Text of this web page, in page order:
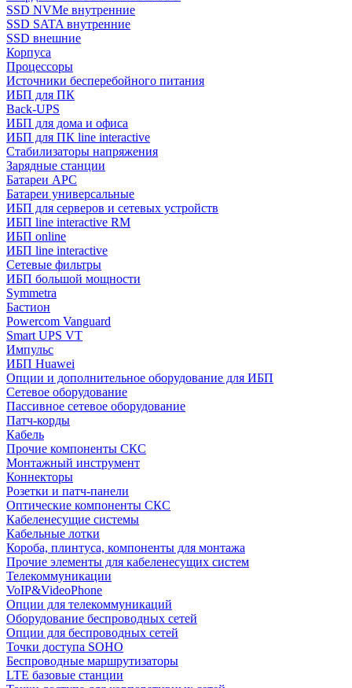
SSD NVMe внутренние
SSD SATA внутренние
SSD внешние
Корпуса
Процессоры
Источники бесперебойного питания
ИБП для ПК
Back-UPS
ИБП для дома и офиса
ИБП для ПК linе interactive
Стабилизаторы напряжения
Зарядные станции
Батареи APC
Батареи универсальные
ИБП для серверов и сетевых устройств
ИБП line interactive RM
ИБП online
ИБП linе interactive
Сетевые фильтры
ИБП большой мощности
Symmetra
Бастион
Powercom Vanguard
Smart UPS VT
Импульс
ИБП Huawei
Опции и дополнительное оборудование для ИБП
Сетевое оборудование
Пассивное сетевое оборудование
Патч-корды
Кабель
Прочие компоненты СКС
Монтажный инструмент
Коннекторы
Розетки и патч-панели
Оптические компоненты СКС
Кабеленесущие системы
Кабельные лотки
Короба, плинтуса, компоненты для монтажа
Прочие элементы для кабеленесущих систем
Телекоммуникации
VoIP&VideoPhone
Опции для телекоммуникаций
Оборудование беспроводных сетей
Опции для беспроводных сетей
Точки доступа SOHO
Беспроводные маршрутизаторы
LTE базовые станции